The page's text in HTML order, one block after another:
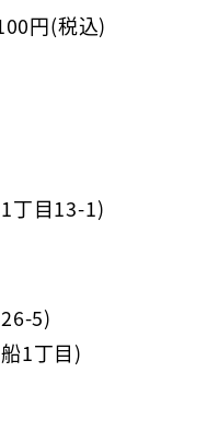
円(税込)
丁目13-1)
5)
1丁目)